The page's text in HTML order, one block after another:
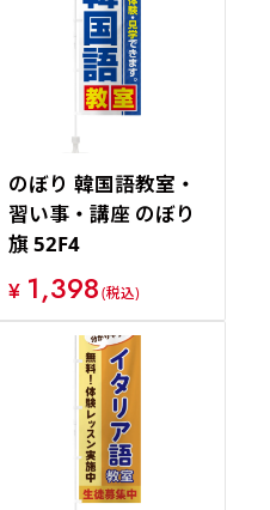
のぼり 韓国語教室・
習い事・講座 のぼり
旗 52F4
¥ 1,398(税込)